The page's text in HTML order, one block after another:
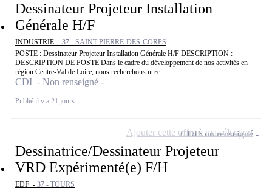
Dessinateur Projeteur Installation
Générale H/F
INDUSTRIE - 37 - SAINT-PIERRE-DES-CORPS
POSTE : Dessinateur Projeteur Installation Générale H/F DESCRIPTION :
DESCRIPTION DE POSTE Dans le cadre du développement de nos activités en
région Centre-Val de Loire, nous recherchons un·e...
CDI - Non renseigné
Publié il y a 21 jours
Dessinatrice/Dessinateur Projeteur
VRD Expérimenté(e) F/H
EDF - 37 - TOURS
CDINon renseigné
Ajouter cette offre à ma sélection